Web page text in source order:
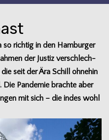
so rich­tig in den Ham­bur­ger
der Jus­tiz ver­schlech­
seit der Ära Schill
ohne­hin
Die Pan­de­mie brachte aber
mit sich – die indes wohl